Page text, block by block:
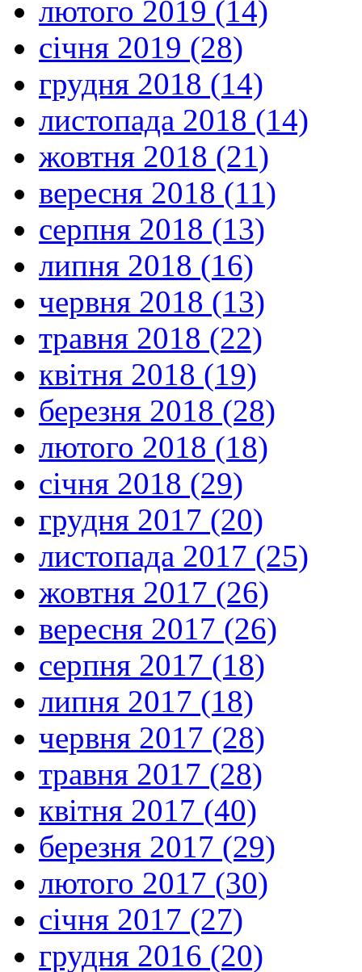
лютого 2019 (14)
січня 2019 (28)
грудня 2018 (14)
листопада 2018 (14)
жовтня 2018 (21)
вересня 2018 (11)
серпня 2018 (13)
липня 2018 (16)
червня 2018 (13)
травня 2018 (22)
квітня 2018 (19)
березня 2018 (28)
лютого 2018 (18)
січня 2018 (29)
грудня 2017 (20)
листопада 2017 (25)
жовтня 2017 (26)
вересня 2017 (26)
серпня 2017 (18)
липня 2017 (18)
червня 2017 (28)
травня 2017 (28)
квітня 2017 (40)
березня 2017 (29)
лютого 2017 (30)
січня 2017 (27)
грудня 2016 (20)